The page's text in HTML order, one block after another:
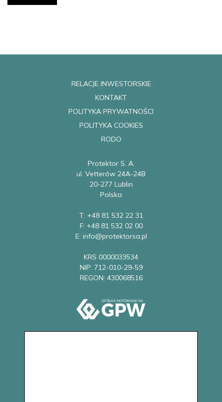
RELACJE INWESTORSKIE
KONTAKT
POLITYKA PRYWATNOŚCI
POLITYKA COOKIES
RODO
Protektor S. A.
ul. Vetterów 24A-24B
20-277 Lublin
Polska
T: +48 81 532 22 31
F: +48 81 532 02 00
E: info@protektorsa.pl
KRS 0000033534
NIP: 712-010-29-59
REGON: 430068516